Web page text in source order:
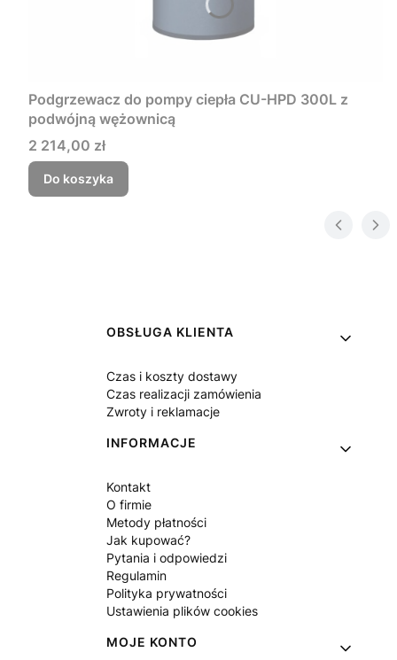
Podgrzewacz do pompy ciepła CU-HPD 300L z
podwójną wężownicą
Cena
2 214,00 zł
Do koszyka
Linki w stopce
OBSŁUGA KLIENTA
Czas i koszty dostawy
Czas realizacji zamówienia
Zwroty i reklamacje
INFORMACJE
Kontakt
O firmie
Metody płatności
Jak kupować?
Pytania i odpowiedzi
Regulamin
Polityka prywatności
Ustawienia plików cookies
MOJE KONTO